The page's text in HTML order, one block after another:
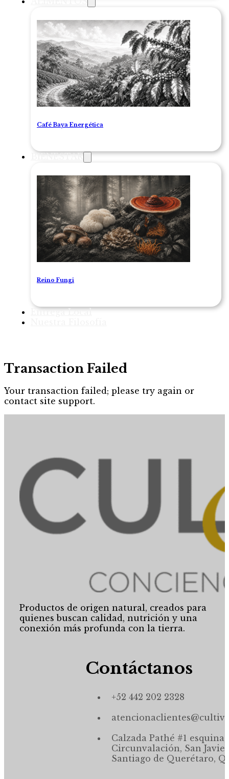
Café Baya Energética
BIENESTAR
Reino Fungi
Entrega Local
Transaction Failed
Your transaction failed; please try again or
contact site support.
Productos de origen natural, creados para
quienes buscan calidad, nutrición y una
conexión más profunda con la tierra.
Contáctanos
+52 442 202 2328
Calzada Pathé #1 esquina,
Circunvalación, San
Santiago de Querétaro,